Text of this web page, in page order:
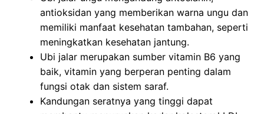
antioksidan yang memberikan warna ungu dan
memiliki manfaat kesehatan tambahan, seperti
meningkatkan kesehatan jantung.
Ubi jalar merupakan sumber vitamin B6 yang
baik, vitamin yang berperan penting dalam
fungsi otak dan sistem saraf.
Kandungan seratnya yang tinggi dapat